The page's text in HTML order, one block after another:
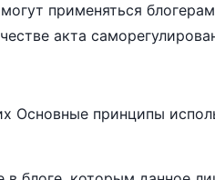
применяться
акта
Основные принципы